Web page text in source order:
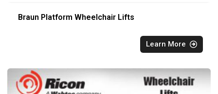
Braun Platform Wheelchair Lifts
Learn More